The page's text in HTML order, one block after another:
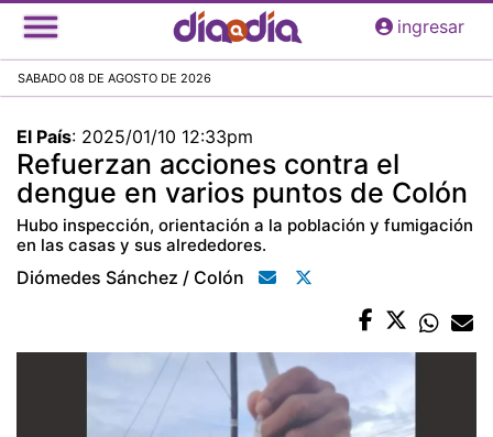
Pasar
al
principal
ingresar
SABADO 08 DE AGOSTO DE 2026
El País: 2025/01/10 12:33pm
Refuerzan acciones contra el
dengue en varios puntos de Colón
Hubo inspección, orientación a la población y fumigación
en las casas y sus alrededores.
Diómedes Sánchez / Colón